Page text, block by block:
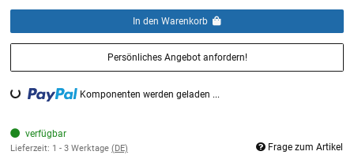
In den Warenkorb
Persönliches Angebot anfordern!
Loading... Komponenten werden geladen ...
verfügbar
Lieferzeit: 1 - 3 Werktage (DE) Frage zum Artikel